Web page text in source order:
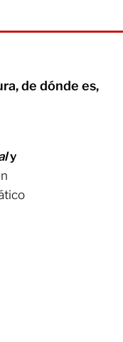
de dónde es,
y